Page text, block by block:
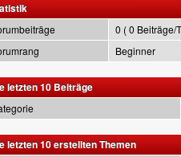
0 ( 0 Beiträge/
Beginner
letzten 10 Beiträge
letzten 10 erstellten Themen